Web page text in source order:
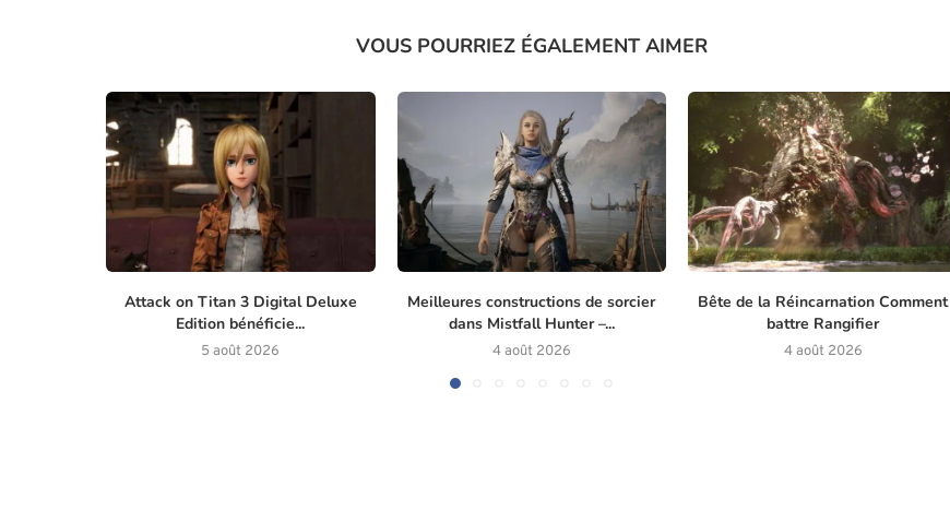
VOUS POURRIEZ ÉGALEMENT AIMER
Attack on Titan 3 Digital Deluxe
Edition bénéficie...
5 août 2026
Meilleures constructions de sorcier
dans Mistfall Hunter –...
4 août 2026
Bête de la Réincarnation Comment
battre Rangifier
4 août 2026